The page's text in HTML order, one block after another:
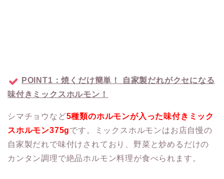
POINT1：焼くだけ簡単！ 自家製だれがクセになる
味付きミックスホルモン！
シマチョウなど5種類のホルモンが入った味付きミック
スホルモン375gです。ミックスホルモンはお店自慢の
自家製だれで味付けされており、野菜と炒めるだけの
カンタン調理で絶品ホルモン料理が食べられます。